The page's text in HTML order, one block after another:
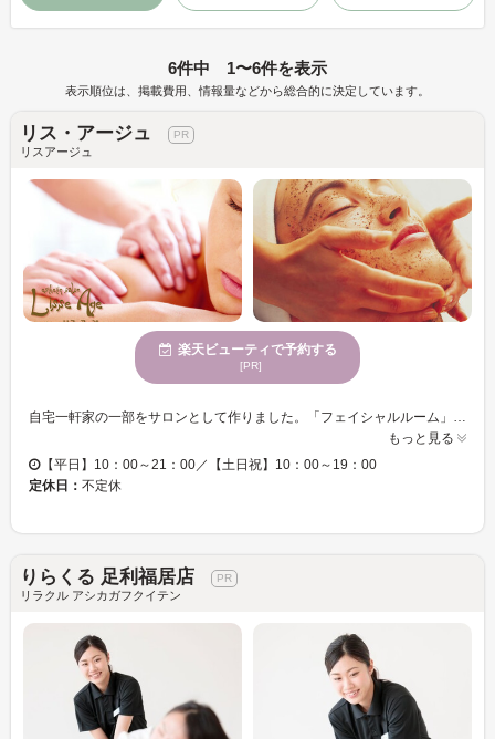
6件中 1〜6件を表示
表示順位は、掲載費用、情報量などから総合的に決定しています。
リス・アージュ
リスアージュ
楽天ビューティで予約する
[PR]
自宅一軒家の一部をサロンとして作りました。「フェイシャルルーム」「ボディルーム」の二つの個室完備☆ご来店頂いたお客様がゆっくり癒される空間作りを心がけました。玄関アプローチ、エステルーム、トイレには、自作のプリザーブドフラワーアレンジメントを飾っております♪ 充実したメニューを用意しております☆その日の体の状態や要望に合わせて、お好みのメニューをお選び頂けます♪熟練スタッフの「ハンドテクニック」は病みつきになる事間違いなし◎東洋と西洋の良い所を組み合わせた独自のメニューで、あなたの“なりたい！”を叶えます！ 【リス・アージュ】はあなたの“美”×“健康”を徹底サポート致します！
もっと見る
【平日】10：00～21：00／【土日祝】10：00～19：00
定休日： 不定休
りらくる 足利福居店
リラクル アシカガフクイテン